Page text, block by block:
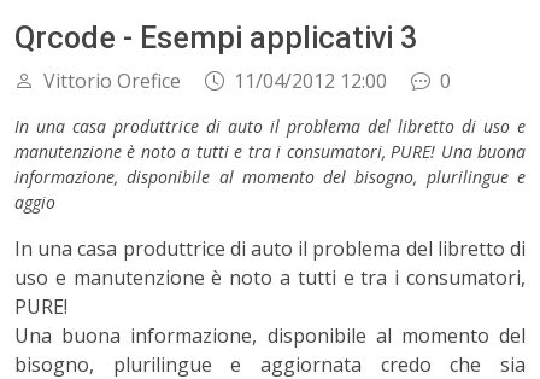
Qrcode - Esempi applicativi 3
Vittorio Orefice 11/04/2012 12:00 0
In una casa produttrice di auto il problema del libretto di uso e
manutenzione è noto a tutti e tra i consumatori, PURE! Una buona
informazione, disponibile al momento del bisogno, plurilingue e
aggio
In una casa produttrice di auto il problema del libretto di
uso e manutenzione è noto a tutti e tra i consumatori,
PURE!
Una buona informazione, disponibile al momento del
bisogno, plurilingue e aggiornata credo che sia